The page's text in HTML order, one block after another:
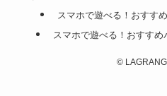
スマホで遊べる！おすす
スマホで遊べる！おすす
©